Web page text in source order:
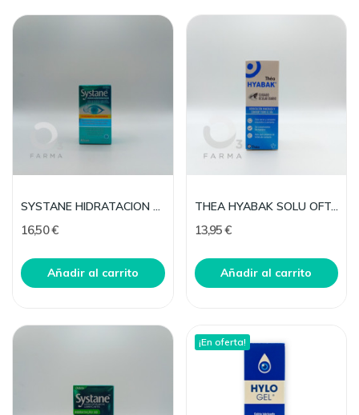
SYSTANE HIDRATACION 10ML
16,50 €
Añadir al carrito
THEA HYABAK SOLU OFTALMICA 10 ML COLIRIO
13,95 €
Añadir al carrito
¡En oferta!